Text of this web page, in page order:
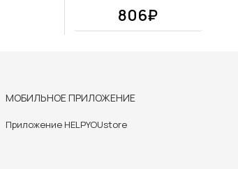
806₽
МОБИЛЬНОЕ ПРИЛОЖЕНИЕ
Приложение HELPYOUstore